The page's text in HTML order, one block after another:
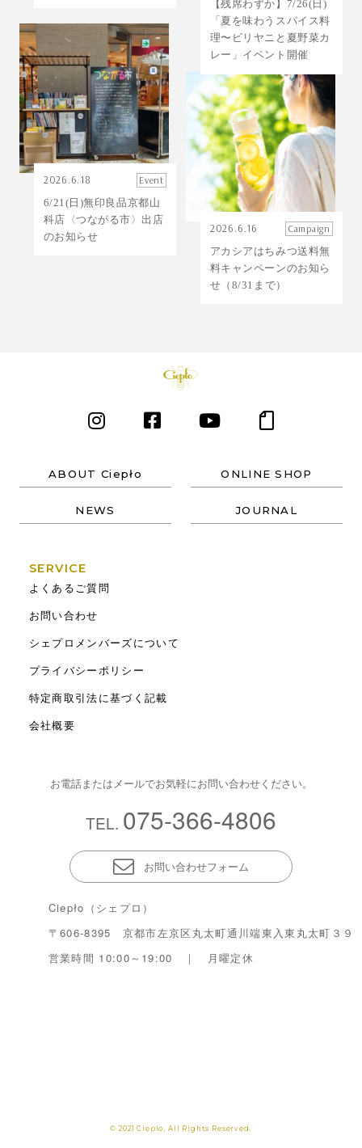
【残席わずか】7/26(日)
「夏を味わうスパイス料
理〜ビリヤニと夏野菜カ
レー」イベント開催
2026.6.18
Event
6/21(日)無印良品京都山
科店〈つながる市〉出店
のお知らせ
2026.6.16
Campaign
アカシアはちみつ送料無
料キャンペーンのお知ら
せ（8/31まで）
ABOUT Ciepło ONLINE SHOP
NEWS JOURNAL
SERVICE
よくあるご質問
お問い合わせ
シェプロメンバーズについて
プライバシーポリシー
特定商取引法に基づく記載
会社概要
お電話またはメールでお気軽にお問い合わせください。
TEL. 075-366-4806
お問い合わせフォーム
Ciepło（シェプロ）
〒606-8395 京都市左京区丸太町通川端東入東丸太町３９
営業時間 10:00～19:00 ｜ 月曜定休
© 2021 Cieplo, All Rights Reserved.